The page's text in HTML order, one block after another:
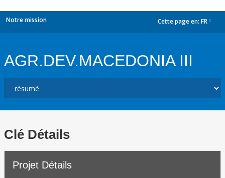
Notre mission Cette page en: FR
AGR.DEV.MACEDONIA III
Clé Détails
Projet Détails